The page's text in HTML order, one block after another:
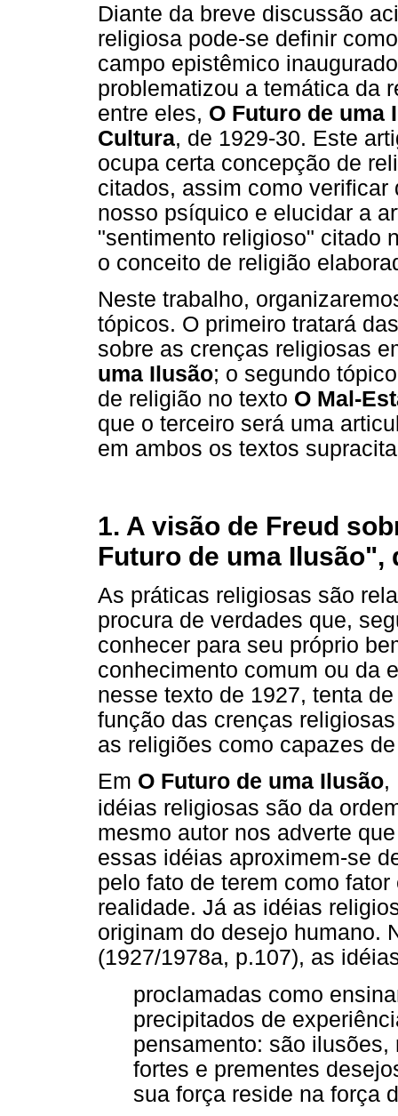
Diante da breve discussão
religiosa pode-se definir
campo epistêmico
problematizou a temática da
entre eles, O Futuro de uma
Cultura, de 1929-30. Este
ocupa certa concepção de
citados, assim como
nosso psíquico e elucidar a
"sentimento religioso" citado
o conceito de religião
Neste trabalho,
tópicos. O primeiro tratará
sobre as crenças religiosas
uma Ilusão; o segundo
de religião no texto O Mal-
que o terceiro será uma
em ambos os textos
1. A visão de Freud
Futuro de uma Ilusão",
As práticas religiosas são
procura de verdades que,
conhecer para seu próprio
conhecimento comum ou da
nesse texto de 1927, tenta
função das crenças
as religiões como capazes
Em O Futuro de uma Ilusão,
idéias religiosas são da
mesmo autor nos adverte
essas idéias aproximem-se
pelo fato de terem como
realidade. Já as idéias
originam do desejo humano.
(1927/1978a, p.107), as
proclamadas como
precipitados de
pensamento: são
fortes e prementes
sua força reside na força